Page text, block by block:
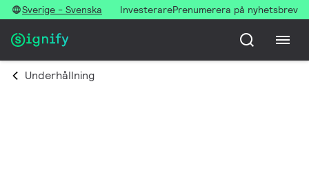
Sverige - Svenska InvesterarePrenumerera på nyhetsbrev
Underhållning